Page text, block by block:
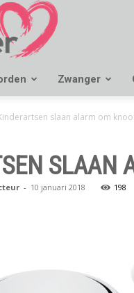
Zwanger
slaan alarm om
SLAAN
- 10 januari 2018 198